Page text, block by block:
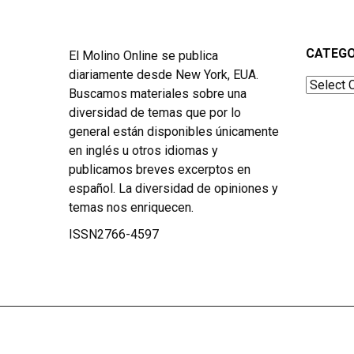
El Molino Online se publica
diariamente desde New York, EUA.
Buscamos materiales sobre una
diversidad de temas que por lo
general están disponibles únicamente
en inglés u otros idiomas y
publicamos breves excerptos en
español. La diversidad de opiniones y
temas nos enriquecen.
ISSN2766-4597